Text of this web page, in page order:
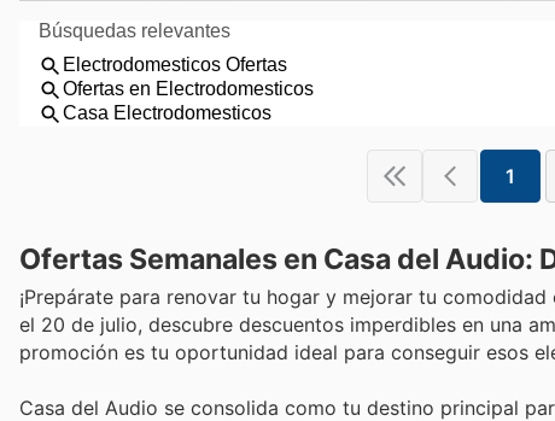
1
Ofertas Semanales en Casa del
¡Prepárate para renovar tu hogar y mejorar tu
el 20 de julio, descubre descuentos imperdibles en una
promoción es tu oportunidad ideal para conseguir esos
Casa del Audio se consolida como tu destino principal